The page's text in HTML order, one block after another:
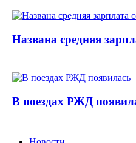
Названа средняя
В поездах РЖД